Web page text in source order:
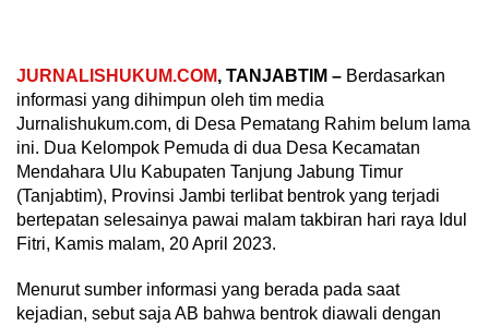
JURNALISHUKUM.COM, TANJABTIM – Berdasarkan
informasi yang dihimpun oleh tim media
Jurnalishukum.com, di Desa Pematang Rahim belum lama
ini. Dua Kelompok Pemuda di dua Desa Kecamatan
Mendahara Ulu Kabupaten Tanjung Jabung Timur
(Tanjabtim), Provinsi Jambi terlibat bentrok yang terjadi
bertepatan selesainya pawai malam takbiran hari raya Idul
Fitri, Kamis malam, 20 April 2023.
Menurut sumber informasi yang berada pada saat
kejadian, sebut saja AB bahwa bentrok diawali dengan